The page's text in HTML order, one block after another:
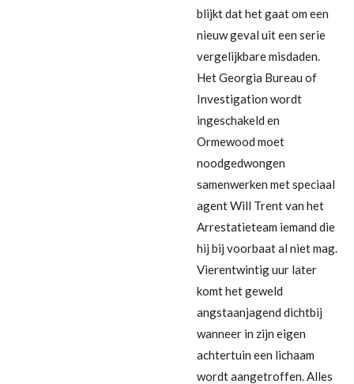
blijkt dat het gaat om een
nieuw geval uit een serie
vergelijkbare misdaden.
Het Georgia Bureau of
Investigation wordt
ingeschakeld en
Ormewood moet
noodgedwongen
samenwerken met speciaal
agent Will Trent van het
Arrestatieteam iemand die
hij bij voorbaat al niet mag.
Vierentwintig uur later
komt het geweld
angstaanjagend dichtbij
wanneer in zijn eigen
achtertuin een lichaam
wordt aangetroffen. Alles